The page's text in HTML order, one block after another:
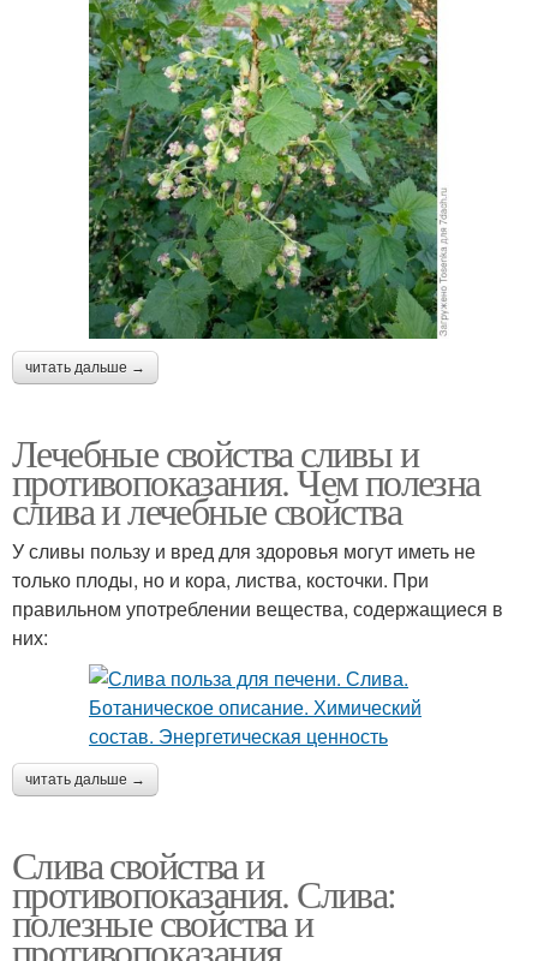
читать дальше →
Лечебные свойства сливы и
противопоказания. Чем полезна
слива и лечебные свойства
У сливы пользу и вред для здоровья могут иметь не
только плоды, но и кора, листва, косточки. При
правильном употреблении вещества, содержащиеся в
них:
читать дальше →
Слива свойства и
противопоказания. Слива:
полезные свойства и
противопоказания